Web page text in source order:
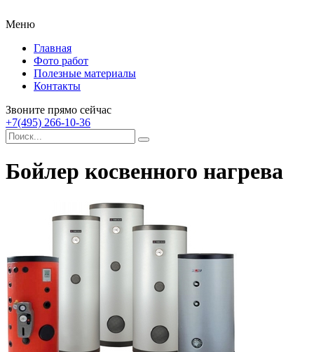
Меню
Главная
Фото работ
Полезные материалы
Контакты
Звоните прямо сейчас
+7(495) 266-10-36
Бойлер косвенного нагрева